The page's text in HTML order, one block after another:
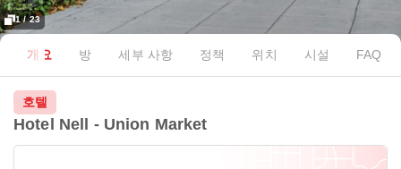
1 / 23
개요 방 세부 사항 정책 위치 시설 FAQ
호텔
Hotel Nell - Union Market